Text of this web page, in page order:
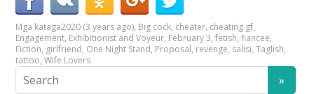
Mga kataga2020 (3 years ago), Big cock, cheater, cheating gf,
Engagement, Exhibitionist and Voyeur, February 3,fetish,fiancee,
Fiction, girlfriend, One Night Stand, Proposal, revenge, salisi,Taglish,
tattoo,Wife Lovers